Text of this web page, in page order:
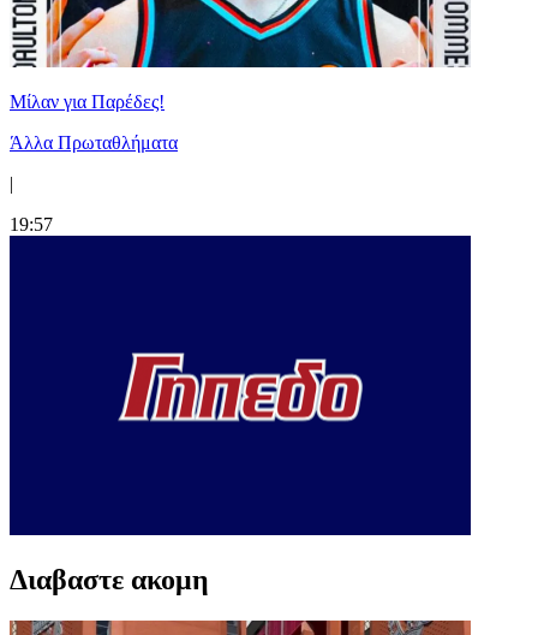
Μίλαν για Παρέδες!
Άλλα Πρωταθλήματα
|
19:57
Διαβαστε ακομη